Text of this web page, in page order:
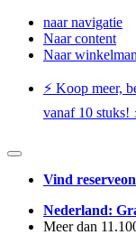
naar navigatie
Naar content
Naar
⚡️ Koop meer,
vanaf 10 stuks!
Vind
Nederland:
Meer dan